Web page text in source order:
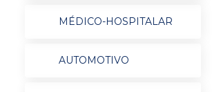
MÉDICO-HOSPITALAR
AUTOMOTIVO